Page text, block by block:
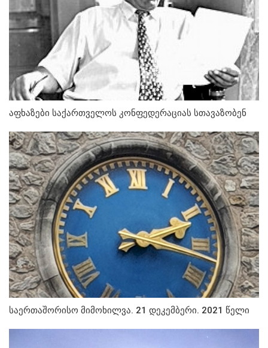
აფხაზები საქართველოს კონფედერაციას სთავაზობენ
საერთაშორისო მიმოხილვა. 21 დეკემბერი. 2021 წელი